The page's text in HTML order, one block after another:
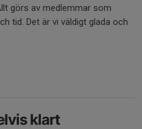
görs av medlemmar som
tid. Det är vi väldigt glada och
klart